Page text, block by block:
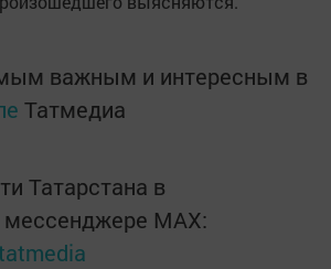
важным и интересным в
Татмедиа
Татарстана в
MАХ: